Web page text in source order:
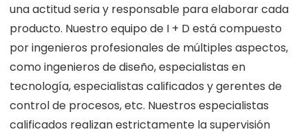
una actitud seria y responsable para elaborar cada
producto. Nuestro equipo de I + D está compuesto
por ingenieros profesionales de múltiples aspectos,
como ingenieros de diseño, especialistas en
tecnología, especialistas calificados y gerentes de
control de procesos, etc. Nuestros especialistas
calificados realizan estrictamente la supervisión